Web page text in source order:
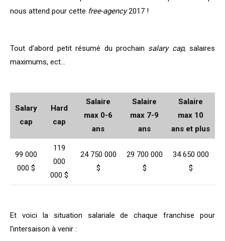
nous attend pour cette free-agency2017 !
Tout d’abord petit résumé du prochain salary cap, salaires
maximums, ect…
Salary
cap
Hard
cap
Salaire
max 0-6
ans
Salaire
max 7-9
ans
Salaire
max 10
ans et plus
99 000
000 $
119
000
000 $
24 750 000
$
29 700 000
$
34 650 000
$
Et voici la situation salariale de chaque franchise pour
l’intersaison à venir :